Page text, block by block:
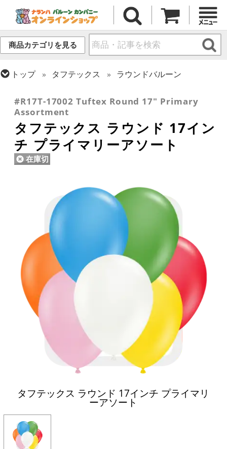
商品カテゴリを見る
トップ タフテックス
ラウンドバルーン
#R17T-17002 Tuftex Round 17" Primary
Assortment
タフテックス ラウンド 17イン
チ プライマリーアソート
在庫切
タフテックス ラウンド 17インチ プライマリ
ーアソート